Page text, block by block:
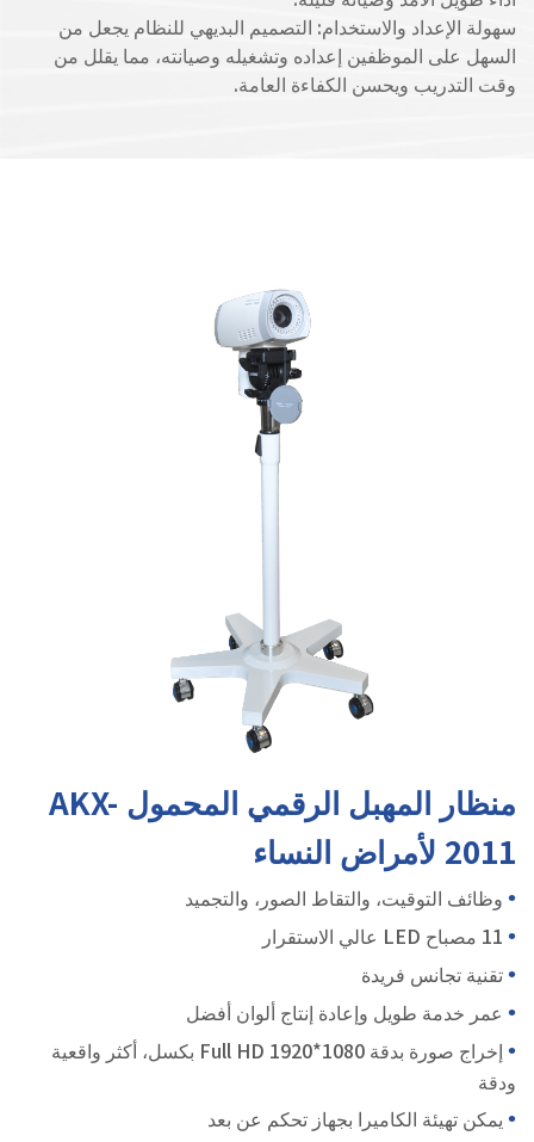
سهولة الإعداد والاستخدام: التصميم البديهي للنظام يجعل من
السهل على الموظفين إعداده وتشغيله وصيانته، مما يقلل من
وقت التدريب ويحسن الكفاءة العامة.
منظار المهبل الرقمي المحمول AKX-
2011 لأمراض النساء
• وظائف التوقيت، والتقاط الصور، والتجميد
• 11 مصباح LED عالي الاستقرار
• تقنية تجانس فريدة
• عمر خدمة طويل وإعادة إنتاج ألوان أفضل
•
إخراج صورة بدقة Full HD 1920*1080 بكسل، أكثر واقعية
ودقة
• يمكن تهيئة الكاميرا بجهاز تحكم عن بعد